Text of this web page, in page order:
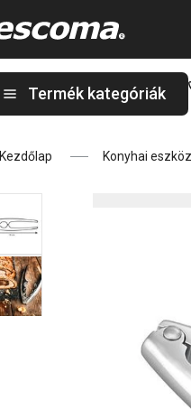
Termék kategóriák
Kezdőlap Konyhai